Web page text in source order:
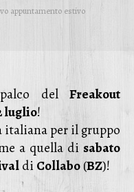
appuntamento estivo
del Freakout
luglio!
italiana per il gruppo
a quella di sabato
di Collabo(BZ)!